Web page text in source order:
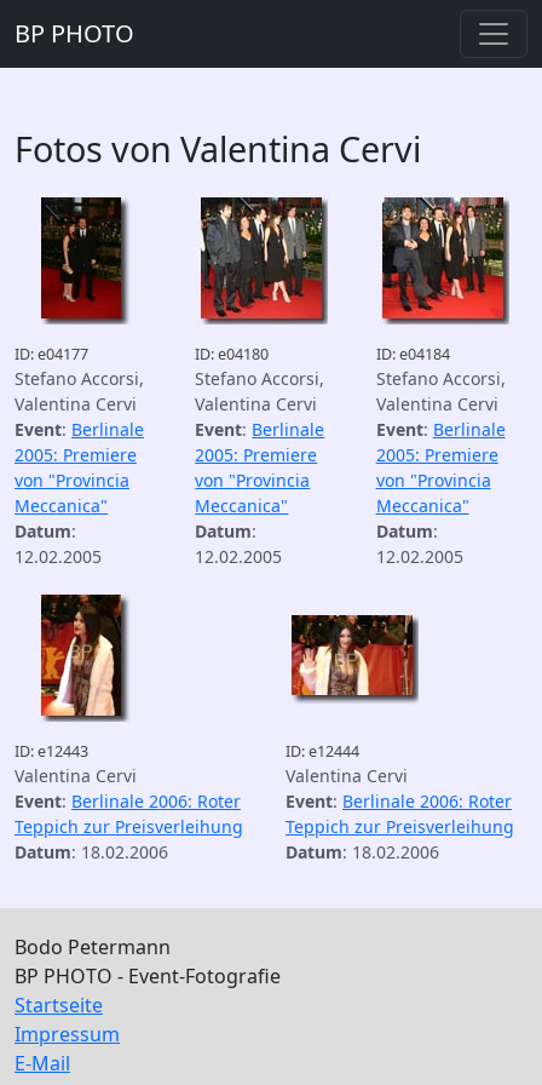
BP PHOTO
Fotos von Valentina Cervi
ID: e04177
Stefano Accorsi,
Valentina Cervi
Event: Berlinale
2005: Premiere
von "Provincia
Meccanica"
Datum:
12.02.2005
ID: e04180
Stefano Accorsi,
Valentina Cervi
Event: Berlinale
2005: Premiere
von "Provincia
Meccanica"
Datum:
12.02.2005
ID: e04184
Stefano Accorsi,
Valentina Cervi
Event: Berlinale
2005: Premiere
von "Provincia
Meccanica"
Datum:
12.02.2005
ID: e12443
Valentina Cervi
Event: Berlinale 2006: Roter
Teppich zur Preisverleihung
Datum: 18.02.2006
ID: e12444
Valentina Cervi
Event: Berlinale 2006: Roter
Teppich zur Preisverleihung
Datum: 18.02.2006
Bodo Petermann
BP PHOTO - Event-Fotografie
Startseite
Impressum
E-Mail